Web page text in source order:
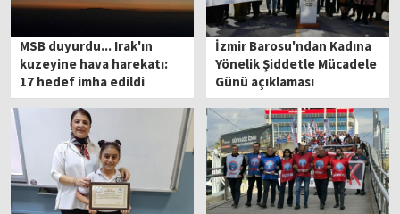
MSB duyurdu... Irak'ın
kuzeyine hava harekatı:
17 hedef imha edildi
İzmir Barosu'ndan Kadına
Yönelik Şiddetle Mücadele
Günü açıklaması